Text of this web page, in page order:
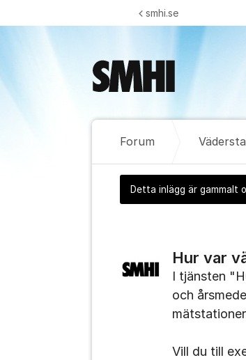
smhi.se
Forum
Detta inlägg är gammalt
Hur var
I tjänsten
och
Vill du till